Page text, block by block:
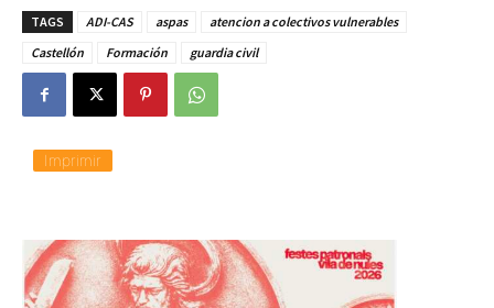
TAGS ADI-CAS aspas
atencion a colectivos vulnerables
Castellón
Formación guardia civil
Imprimir